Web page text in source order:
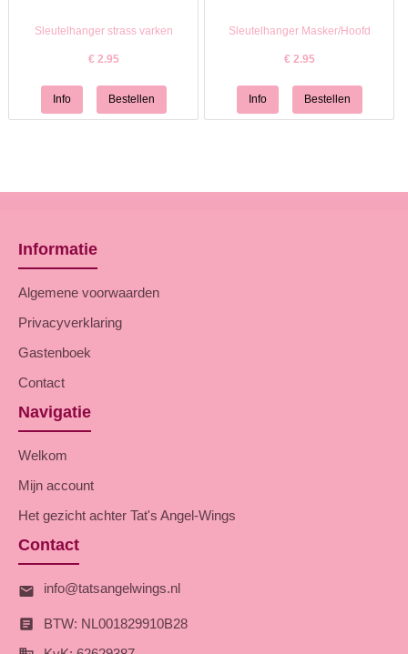
Sleutelhanger strass varken
€ 2.95
Sleutelhanger Masker/Hoofd
€ 2.95
Informatie
Algemene voorwaarden
Privacyverklaring
Gastenboek
Contact
Navigatie
Welkom
Mijn account
Het gezicht achter Tat's Angel-Wings
Contact
info@tatsangelwings.nl
BTW: NL001829910B28